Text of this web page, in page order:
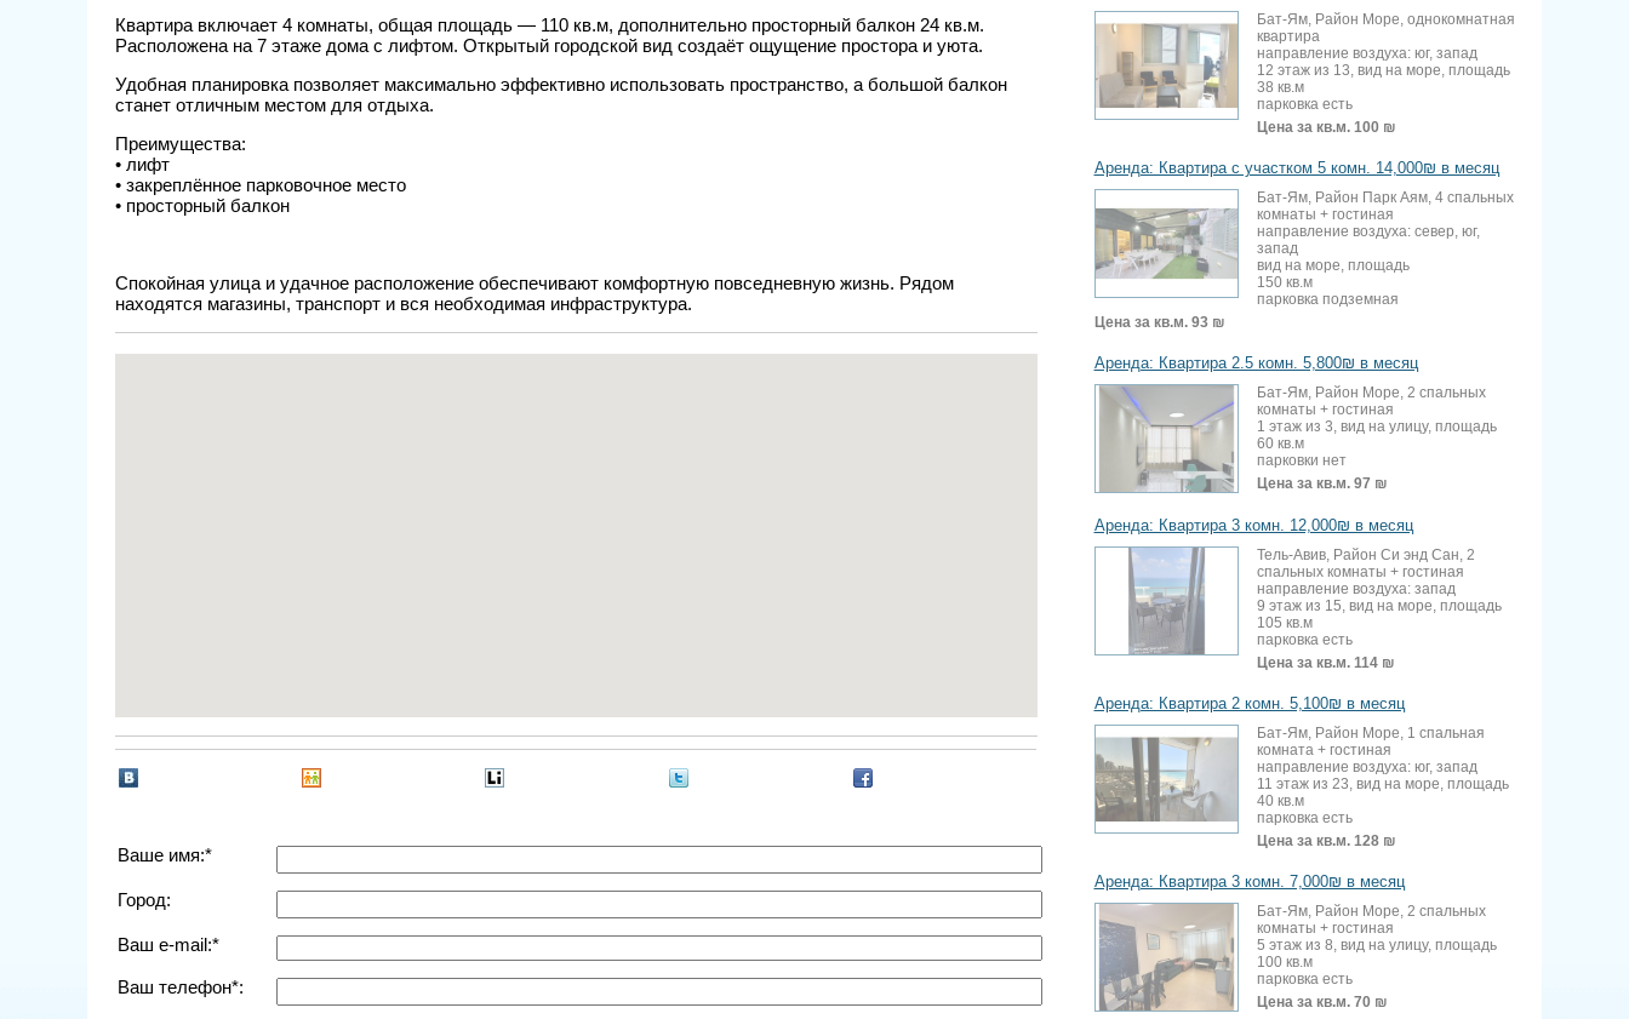
Квартира включает 4 комнаты, общая площадь — 110 кв.м, дополнительно просторный балкон 24 кв.м.
Расположена на 7 этаже дома с лифтом. Открытый городской вид создаёт ощущение простора и уюта.
Удобная планировка позволяет максимально эффективно использовать пространство, а большой балкон
станет отличным местом для отдыха.
Преимущества:
• лифт
• закреплённое парковочное место
• просторный балкон
Спокойная улица и удачное расположение обеспечивают комфортную повседневную жизнь. Рядом
находятся магазины, транспорт и вся необходимая инфраструктура.
Ваше имя:*
Город:
Ваш e-mail:*
Ваш телефон*:
Бат-Ям, Район Море, однокомнатная
квартира
направление воздуха: юг, запад
12 этаж из 13, вид на море, площадь
38 кв.м
парковка есть
Цена за кв.м. 100 ₪
Аренда: Квартира с участком 5 комн. 14,000₪ в месяц
Бат-Ям, Район Парк Аям, 4 спальных
комнаты + гостиная
направление воздуха: север, юг,
запад
вид на море, площадь
150 кв.м
парковка подземная
Цена за кв.м. 93 ₪
Аренда: Квартира 2.5 комн. 5,800₪ в месяц
Бат-Ям, Район Море, 2 спальных
комнаты + гостиная
1 этаж из 3, вид на улицу, площадь
60 кв.м
парковки нет
Цена за кв.м. 97 ₪
Аренда: Квартира 3 комн. 12,000₪ в месяц
Тель-Авив, Район Си энд Сан, 2
спальных комнаты + гостиная
направление воздуха: запад
9 этаж из 15, вид на море, площадь
105 кв.м
парковка есть
Цена за кв.м. 114 ₪
Аренда: Квартира 2 комн. 5,100₪ в месяц
Бат-Ям, Район Море, 1 спальная
комната + гостиная
направление воздуха: юг, запад
11 этаж из 23, вид на море, площадь
40 кв.м
парковка есть
Цена за кв.м. 128 ₪
Аренда: Квартира 3 комн. 7,000₪ в месяц
Бат-Ям, Район Море, 2 спальных
комнаты + гостиная
5 этаж из 8, вид на улицу, площадь
100 кв.м
парковка есть
Цена за кв.м. 70 ₪